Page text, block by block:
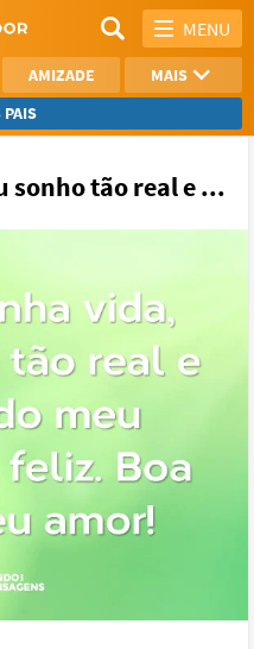
MENU
AMIZADE
MAIS
PAIS
AGRADECIMENTO
sonho tão real e ...